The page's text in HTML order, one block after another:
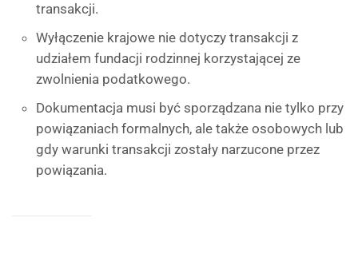
transakcji.
Wyłączenie krajowe nie dotyczy transakcji z
udziałem fundacji rodzinnej korzystającej ze
zwolnienia podatkowego.
Dokumentacja musi być sporządzana nie tylko przy
powiązaniach formalnych, ale także osobowych lub
gdy warunki transakcji zostały narzucone przez
powiązania.